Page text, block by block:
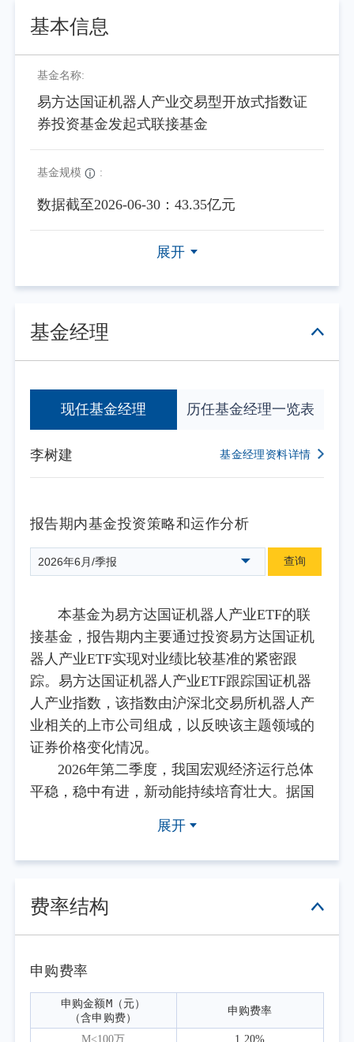
基本信息
基金名称:
易方达国证机器人产业交易型开放式指数证
券投资基金发起式联接基金
基金规模 :
数据截至2026-06-30：43.35亿元
展开
基金经理
现任基金经理 历任基金经理一览表
李树建 基金经理资料详情
报告期内基金投资策略和运作分析
2026年6月/季报 查询
本基金为易方达国证机器人产业ETF的联
接基金，报告期内主要通过投资易方达国证机
器人产业ETF实现对业绩比较基准的紧密跟
踪。易方达国证机器人产业ETF跟踪国证机器
人产业指数，该指数由沪深北交易所机器人产
业相关的上市公司组成，以反映该主题领域的
证券价格变化情况。
2026年第二季度，我国宏观经济运行总体
平稳，稳中有进，新动能持续培育壮大。据国
比增长5.4%，5月规模以上装备制造业、高技术
制造业增长态势良好。服务业方面，1—5月全
输、软件和信息技术服务业等新兴服务业保持
资产投资（不含农户）同比下降4.1%，高技术
产业投资同比增长4.5%，产业升级投资韧性突
出。外需方面，据海关总署统计，1—5月我国
货物进出口总额同比增长15.3%，其中出口同比
展开
费率结构
申购费率
申购金额M（元）
（含申购费）
申购费率
M<100万 1.20%